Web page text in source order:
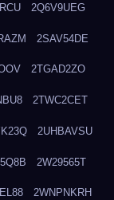
2Q6V9UEG
2SAV54DE
2TGAD2ZO
2TWC2CET
2UHBAVSU
2W29565T
2WNPNKRH